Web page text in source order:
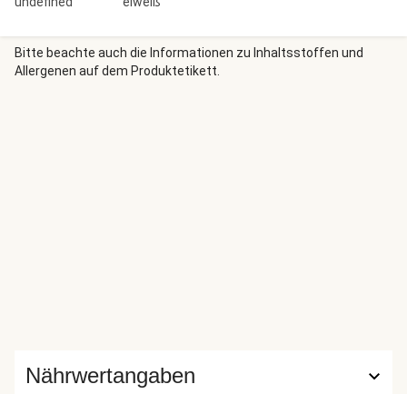
Bitte beachte auch die Informationen zu Inhaltsstoffen und
Allergenen auf dem Produktetikett.
Nährwertangaben